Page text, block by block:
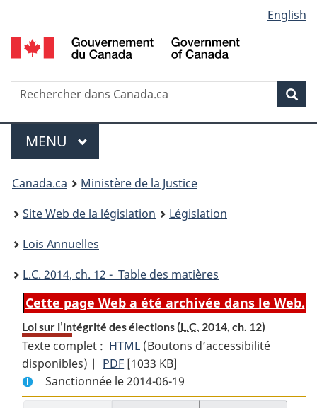
au
contenu
propos
de
la
HTML
simplifiée
selection
English
Recherche
Menu
MENU PRINCIPAL
You
are
here:
Canada.ca
Ministère de la Justice
Site Web de la législation
Législation
Lois Annuelles
L.C. 2014, ch. 12 - Table des matières
Cette page Web a été archivée dans le Web.
Loi sur l’intégrité des élections (L.C. 2014, ch. 12)
Texte complet : HTML Texte
complet
:
Loi
(Boutons d’accessibilité
disponibles) | PDF Texte
complet
:
[1033 KB]
Sanctionnée le 2014-06-19